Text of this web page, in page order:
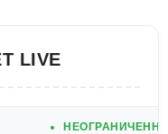
LIVE